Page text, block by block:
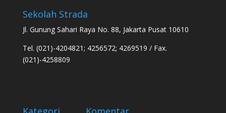
Sekolah Strada
Jl. Gunung Sahari Raya No. 88, Jakarta Pusat 10610
Tel. (021)-4204821; 4256572; 4269519 / Fax.
(021)-4258809